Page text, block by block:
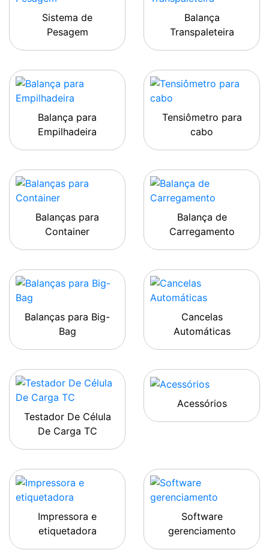
Sistema de
Pesagem
Balança
Transpaleteira
Balança para
Empilhadeira
Tensiômetro para
cabo
Balanças para
Container
Balança de
Carregamento
Balanças para Big-
Bag
Cancelas
Automáticas
Testador De Célula
De Carga TC
Acessórios
Impressora e
etiquetadora
Software
gerenciamento